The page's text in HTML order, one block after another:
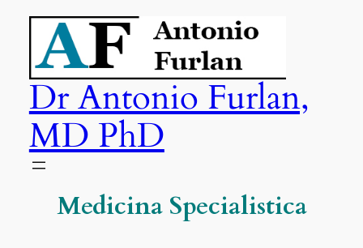
contenuto
Dr Antonio Furlan,
MD PhD
Medicina Specialistica